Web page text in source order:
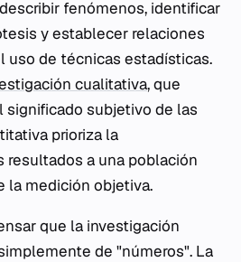
fenómenos, identificar
y establecer relaciones
uso de técnicas estadísticas.
cualitativa, que
significado subjetivo de las
prioriza la
resultados a una población
la medición objetiva.
que la investigación
de "números". La